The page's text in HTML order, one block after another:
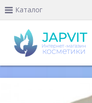
Каталог